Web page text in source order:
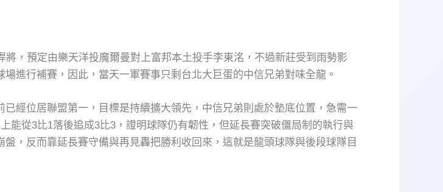
，預定由樂天洋投魔爾曼對上富邦本土投手李東洺，不過新莊受到雨勢影
進行補賽，因此，當天一軍賽事只剩台北大巨蛋的中信兄弟對味全龍。
經位居聯盟第一，目標是持續擴大領先，中信兄弟則處於墊底位置，急需一
能從3比1落後追成3比3，證明球隊仍有韌性，但延長賽突破僵局制的執行與
，反而靠延長賽守備與再見轟把勝利收回來，這就是龍頭球隊與後段球隊目